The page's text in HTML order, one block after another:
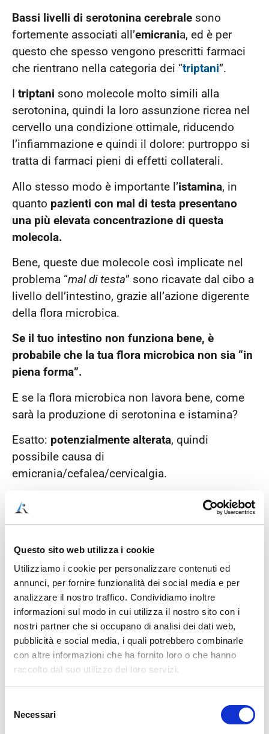
Questo sito web utilizza i cookie
Utilizziamo i cookie per personalizzare contenuti ed
annunci, per fornire funzionalità dei social media e per
analizzare il nostro traffico. Condividiamo inoltre
informazioni sul modo in cui utilizza il nostro sito con i
nostri partner che si occupano di analisi dei dati web,
pubblicità e social media, i quali potrebbero combinarle
con altre informazioni che ha fornito loro o che hanno
raccolto dal suo utilizzo dei loro servizi.
delNecessari
Bassi livelli di serotonina cerebrale sono
fortemente associati all’emicrania, ed è per
questo che spesso vengono prescritti farmaci
che rientrano nella categoria dei “triptani”.
I triptani sono molecole molto simili alla
serotonina, quindi la loro assunzione ricrea nel
cervello una condizione ottimale, riducendo
l’infiammazione e quindi il dolore: purtroppo si
tratta di farmaci pieni di effetti collaterali.
Allo stesso modo è importante l’istamina, in
quanto pazienti con mal di testa presentano
una più elevata concentrazione di questa
molecola.
Bene, queste due molecole così implicate nel
problema “mal di testa” sono ricavate dal cibo a
livello dell’intestino, grazie all’azione digerente
della flora microbica.
Se il tuo intestino non funziona bene, è
probabile che la tua flora microbica non sia “in
piena forma”.
E se la flora microbica non lavora bene, come
sarà la produzione di serotonina e istamina?
Esatto: potenzialmente alterata, quindi
possibile causa di
emicrania/cefalea/cervicalgia.
Il riequilibrio della flora intestinale sembra
essere il maggior responsabile dei
risolto il mal di testacambiando alimentazione.
Collegamento #2:
infiammazione
intestinale =
infiammazione